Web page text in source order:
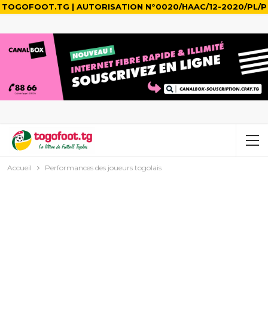
TOGOFOOT.TG | AUTORISATION N°0020/HAAC/12-2020/PL/P
Accueil Performances des joueurs togolais